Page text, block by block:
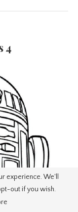
4
experience. We'll
out if you wish.